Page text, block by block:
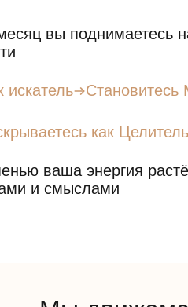
ваша энергия
и смыслами
как
искатель
вы поднимаетесь